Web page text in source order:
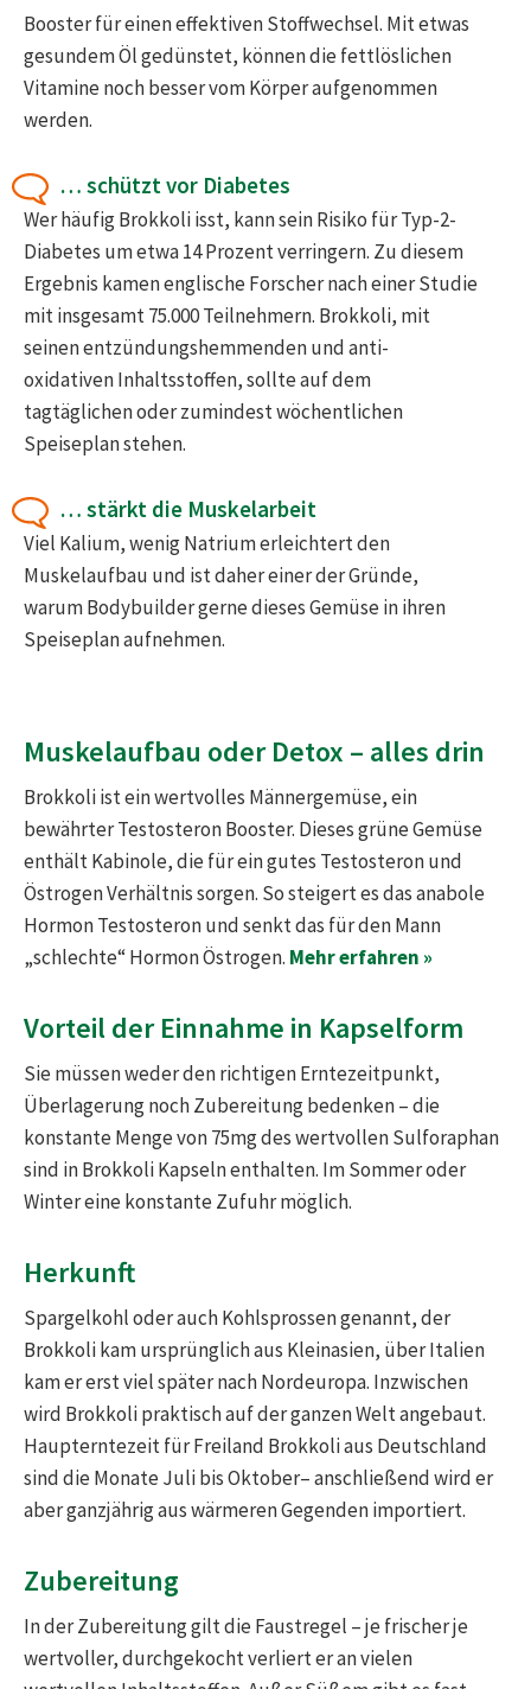
Booster für einen effektiven Stoffwechsel. Mit etwas
gesundem Öl gedünstet, können die fettlöslichen
Vitamine noch besser vom Körper aufgenommen
werden.
… schützt vor Diabetes
Wer häufig Brokkoli isst, kann sein Risiko für Typ-2-
Diabetes um etwa 14 Prozent verringern. Zu diesem
Ergebnis kamen englische Forscher nach einer Studie
mit insgesamt 75.000 Teilnehmern. Brokkoli, mit
seinen entzündungshemmenden und anti-
oxidativen Inhaltsstoffen, sollte auf dem
tagtäglichen oder zumindest wöchentlichen
Speiseplan stehen.
… stärkt die Muskelarbeit
Viel Kalium, wenig Natrium erleichtert den
Muskelaufbau und ist daher einer der Gründe,
warum Bodybuilder gerne dieses Gemüse in ihren
Speiseplan aufnehmen.
Muskelaufbau oder Detox – alles drin
Brokkoli ist ein wertvolles Männergemüse, ein
bewährter Testosteron Booster. Dieses grüne Gemüse
enthält Kabinole, die für ein gutes Testosteron und
Östrogen Verhältnis sorgen. So steigert es das anabole
Hormon Testosteron und senkt das für den Mann
„schlechte“ Hormon Östrogen. Mehr erfahren »
Vorteil der Einnahme in Kapselform
Sie müssen weder den richtigen Erntezeitpunkt,
Überlagerung noch Zubereitung bedenken – die
konstante Menge von 75mg des wertvollen Sulforaphan
sind in Brokkoli Kapseln enthalten. Im Sommer oder
Winter eine konstante Zufuhr möglich.
Herkunft
Spargelkohl oder auch Kohlsprossen genannt, der
Brokkoli kam ursprünglich aus Kleinasien, über Italien
kam er erst viel später nach Nordeuropa. Inzwischen
wird Brokkoli praktisch auf der ganzen Welt angebaut.
Haupterntezeit für Freiland Brokkoli aus Deutschland
sind die Monate Juli bis Oktober– anschließend wird er
aber ganzjährig aus wärmeren Gegenden importiert.
Zubereitung
In der Zubereitung gilt die Faustregel – je frischer je
wertvoller, durchgekocht verliert er an vielen